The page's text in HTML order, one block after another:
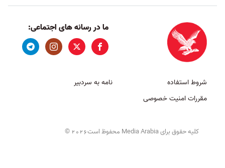
ما در رسانه های اجتماعی:
شروط استفاده
مقررات امنیت خصوصی
نامه به سردبیر
کلیه حقوق برای Media Arabia محفوظ است 2026
©